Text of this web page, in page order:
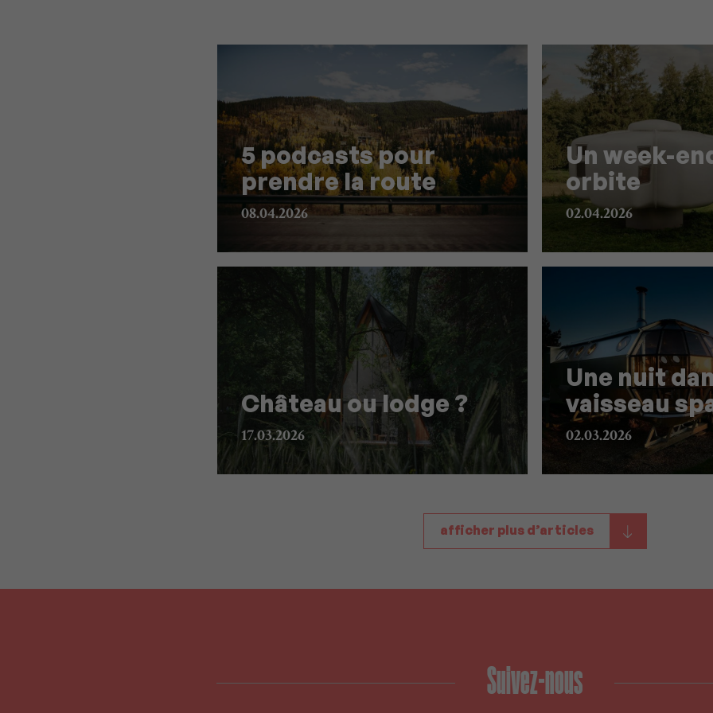
5 podcasts pour
prendre la route
08.04.2026
Un week-
orbite
02.04.2026
Château ou lodge ?
17.03.2026
Une nuit
vaisseau
02.03.2026
afficher plus d’articles
Suivez-nous